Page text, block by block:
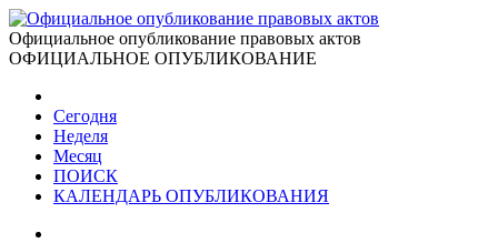
Официальное опубликование правовых актов
ОФИЦИАЛЬНОЕ ОПУБЛИКОВАНИЕ
Сегодня
Неделя
Месяц
ПОИСК
КАЛЕНДАРЬ ОПУБЛИКОВАНИЯ